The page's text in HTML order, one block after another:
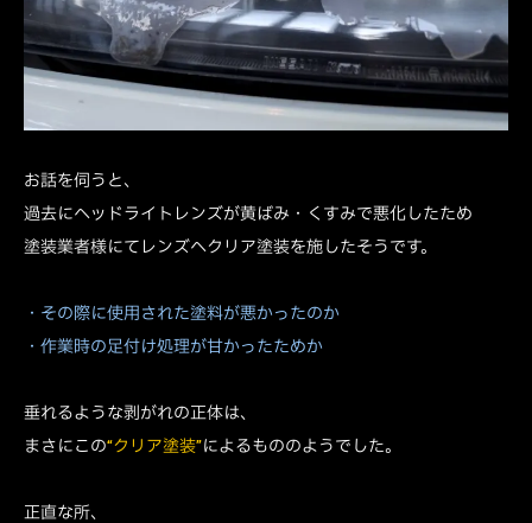
お話を伺うと、
過去にヘッドライトレンズが黄ばみ・くすみで悪化したため
塗装業者様にてレンズへクリア塗装を施したそうです。
・その際に使用された塗料が悪かったのか
・作業時の足付け処理が甘かったためか
垂れるような剥がれの正体は、
まさにこの“クリア塗装”によるもののようでした。
正直な所、